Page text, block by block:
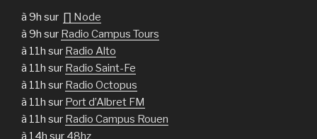
à 9h sur ∏ Node
à 9h sur Radio Campus Tours
à 11h sur Radio Alto
à 11h sur Radio Saint-Fe
à 11h sur Radio Octopus
à 11h sur Port d’Albret FM
à 11h sur Radio Campus Rouen
à 14h sur 48hz